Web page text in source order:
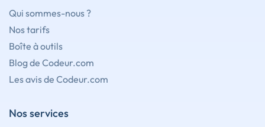
Qui sommes-nous ?
Nos tarifs
Boîte à outils
Blog de Codeur.com
Les avis de Codeur.com
Nos services